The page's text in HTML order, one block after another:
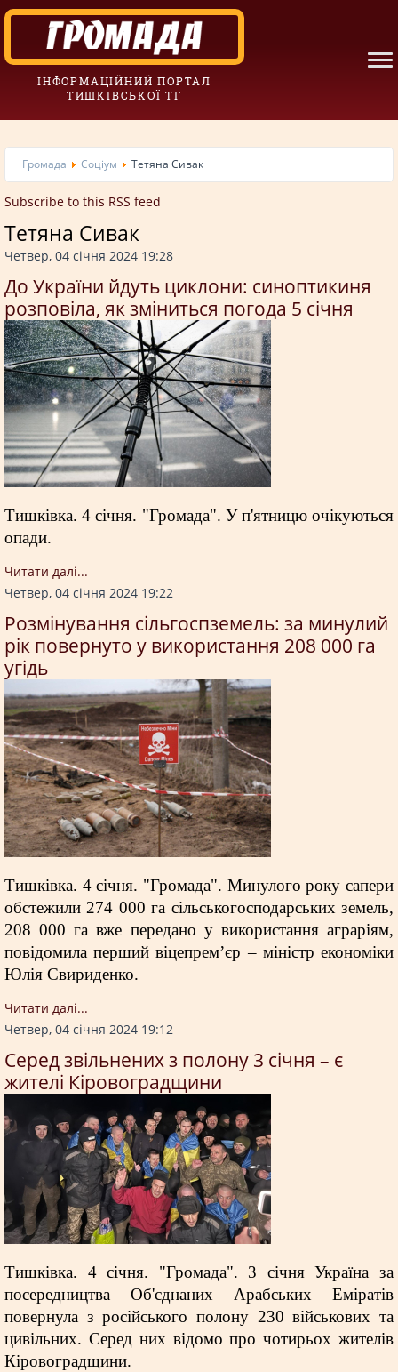
ІНФОРМАЦІЙНИЙ ПОРТАЛ
ТИШКІВСЬКОЇ ТГ
Громада Соціум Тетяна Сивак
Subscribe to this RSS feed
Тетяна Сивак
Четвер, 04 січня 2024 19:28
До України йдуть циклони: синоптикиня
розповіла, як зміниться погода 5 січня
Тишківка. 4 січня. "Громада". У п'ятницю очікуються
опади.
Читати далi...
Четвер, 04 січня 2024 19:22
Розмінування сільгоспземель: за минулий
рік повернуто у використання 208 000 га
угідь
Тишківка. 4 січня. "Громада". Минулого року сапери
обстежили 274 000 га сільськогосподарських земель,
208 000 га вже передано у використання аграріям,
повідомила перший віцепремʼєр – міністр економіки
Юлія Свириденко.
Читати далi...
Четвер, 04 січня 2024 19:12
Серед звільнених з полону 3 січня – є
жителі Кіровоградщини
Тишківка. 4 січня. "Громада". 3 січня Україна за
посередництва Об'єднаних Арабських Еміратів
повернула з російського полону 230 військових та
цивільних. Серед них відомо про чотирьох жителів
Кіровоградщини.